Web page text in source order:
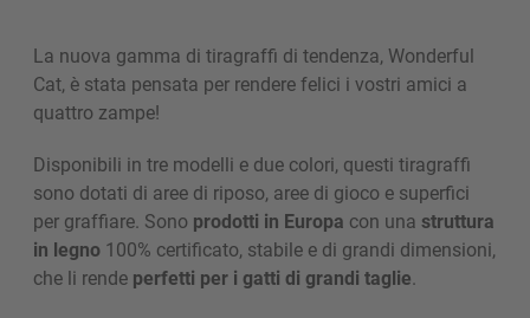
La nuova gamma di tiragraffi di tendenza, Wonderful
Cat, è stata pensata per rendere felici i vostri amici a
quattro zampe!
Disponibili in tre modelli e due colori, questi tiragraffi
sono dotati di aree di riposo, aree di gioco e superfici
per graffi­are. Sono prodotti in Europa con una struttura
in legno 100% certificato, stabile e di grandi dimensioni,
che li rende perfetti per i gatti di grandi taglie.